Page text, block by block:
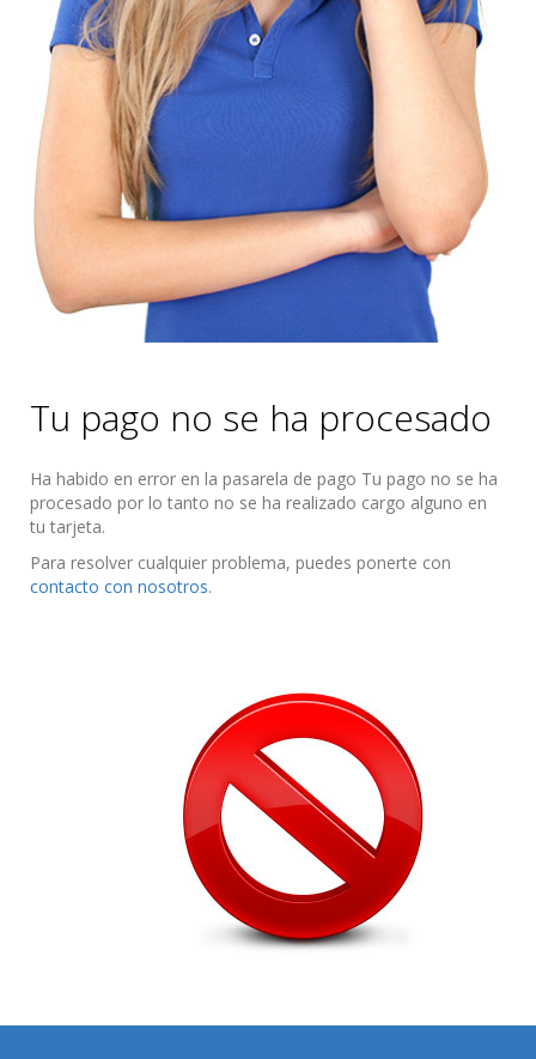
Tu pago no se ha procesado
Ha habido en error en la pasarela de pago Tu pago no se ha
procesado por lo tanto no se ha realizado cargo alguno en
tu tarjeta.
Para resolver cualquier problema, puedes ponerte con
contacto con nosotros.